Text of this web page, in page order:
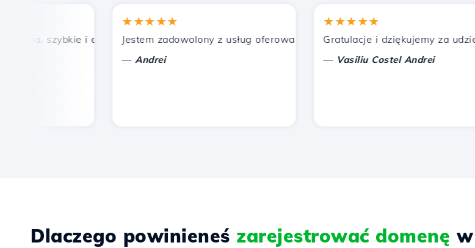
szybkie i efektywne wsparcie techniczne.
★★★★★
Jestem zadowolony z usług oferowanych przez Hostico. Poleciłem was
Andrei
★★★★★
Gratulacje i dziękujemy za
Vasiliu Costel Andrei
Dlaczego powinieneś zarejestrować domenę